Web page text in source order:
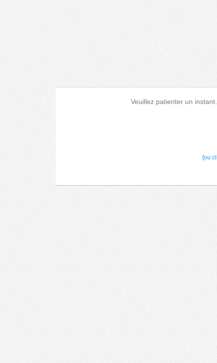
Veuillez patienter un
[ou